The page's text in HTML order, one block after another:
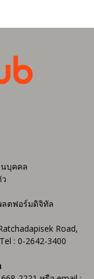
บุคคล
ลตฟอร์มดิจิทัล
Road,
: 0-2642-3400